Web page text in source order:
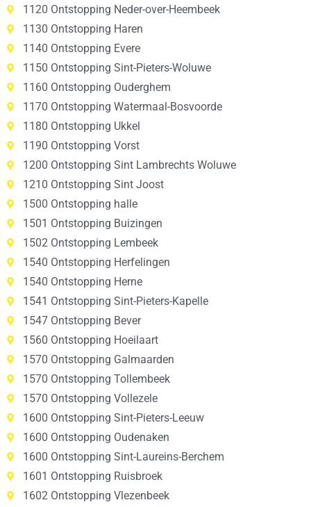
1120 Ontstopping Neder-over-Heembeek
1130 Ontstopping Haren
1140 Ontstopping Evere
1150 Ontstopping Sint-Pieters-Woluwe
1160 Ontstopping Ouderghem
1170 Ontstopping Watermaal-Bosvoorde
1180 Ontstopping Ukkel
1190 Ontstopping Vorst
1200 Ontstopping Sint Lambrechts Woluwe
1210 Ontstopping Sint Joost
1500 Ontstopping halle
1501 Ontstopping Buizingen
1502 Ontstopping Lembeek
1540 Ontstopping Herfelingen
1540 Ontstopping Herne
1541 Ontstopping Sint-Pieters-Kapelle
1547 Ontstopping Bever
1560 Ontstopping Hoeilaart
1570 Ontstopping Galmaarden
1570 Ontstopping Tollembeek
1570 Ontstopping Vollezele
1600 Ontstopping Sint-Pieters-Leeuw
1600 Ontstopping Oudenaken
1600 Ontstopping Sint-Laureins-Berchem
1601 Ontstopping Ruisbroek
1602 Ontstopping Vlezenbeek